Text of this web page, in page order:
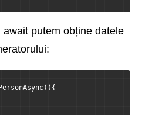
putem obține datele